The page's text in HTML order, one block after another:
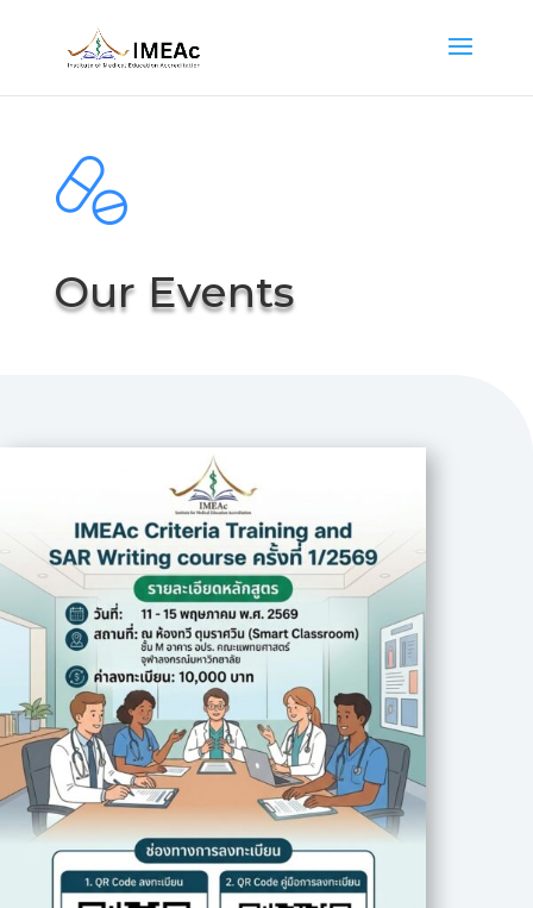
Our Events